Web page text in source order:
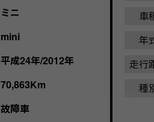
ミニ
mini
平成24年/2012年
70,863Km
故障車
車
年
走行
種